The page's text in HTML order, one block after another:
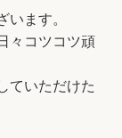
ます。
々コツコツ頑
ていただけた